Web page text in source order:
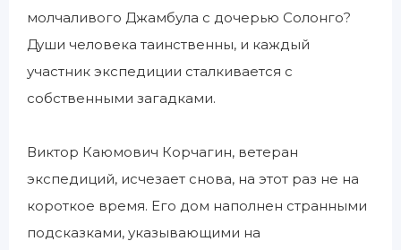
молчаливого Джамбула с дочерью Солонго?
Души человека таинственны, и каждый
участник экспедиции сталкивается с
собственными загадками.
Виктор Каюмович Корчагин, ветеран
экспедиций, исчезает снова, на этот раз не на
короткое время. Его дом наполнен странными
подсказками, указывающими на